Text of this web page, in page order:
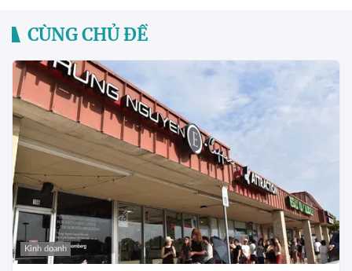
CÙNG CHỦ ĐỀ
Kinh doanh